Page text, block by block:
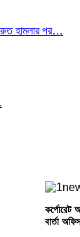
হামলার পর…
কর্পোরেট
বার্তা